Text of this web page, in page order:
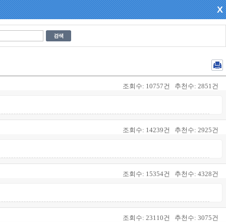
X
조회수: 10757건 추천수: 2851건
조회수: 14239건 추천수: 2925건
조회수: 15354건 추천수: 4328건
조회수: 23110건 추천수: 3075건